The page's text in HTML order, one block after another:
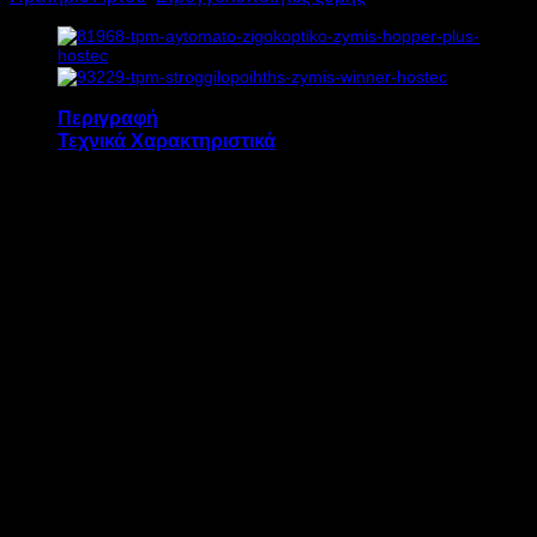
Περιγραφή
Τεχνικά Χαρακτηριστικά